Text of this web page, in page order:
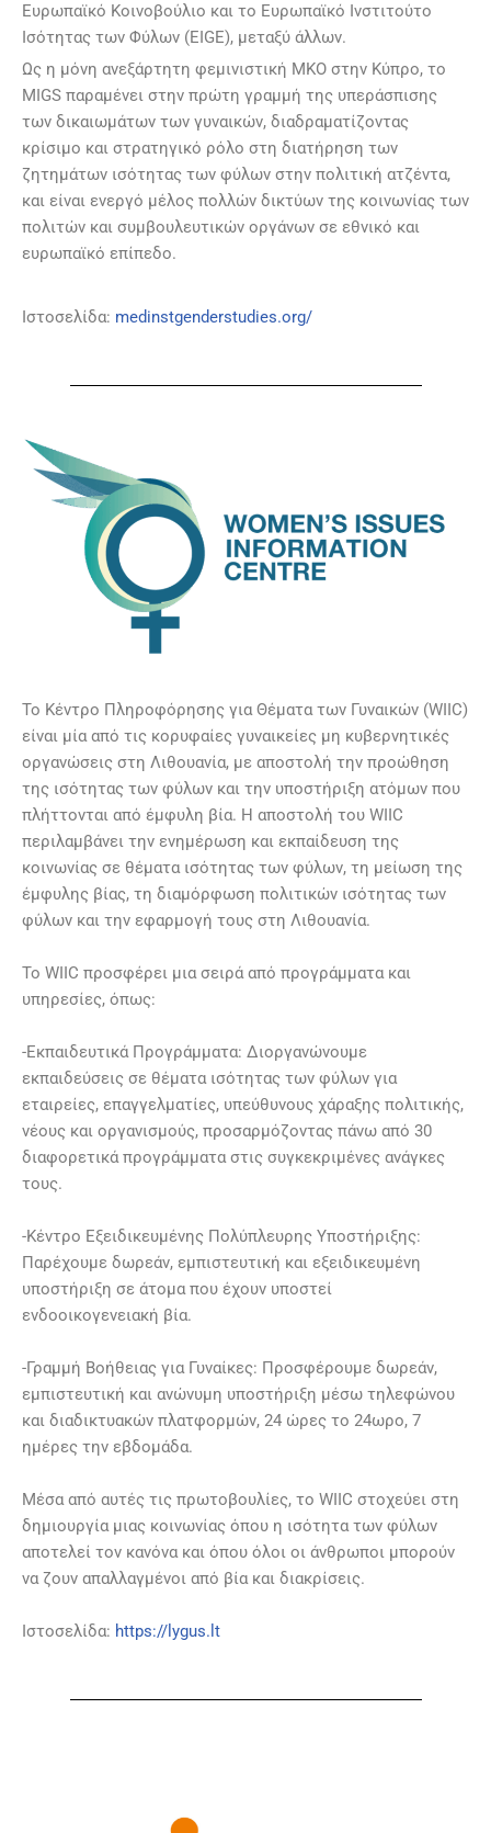
Ευρωπαϊκό Κοινοβούλιο και το Ευρωπαϊκό Ινστιτούτο
Ισότητας των Φύλων (EIGE), μεταξύ άλλων.
Ως η μόνη ανεξάρτητη φεμινιστική ΜΚΟ στην Κύπρο, το
MIGS παραμένει στην πρώτη γραμμή της υπεράσπισης
των δικαιωμάτων των γυναικών, διαδραματίζοντας
κρίσιμο και στρατηγικό ρόλο στη διατήρηση των
ζητημάτων ισότητας των φύλων στην πολιτική ατζέντα,
και είναι ενεργό μέλος πολλών δικτύων της κοινωνίας των
πολιτών και συμβουλευτικών οργάνων σε εθνικό και
ευρωπαϊκό επίπεδο.
Ιστοσελίδα: medinstgenderstudies.org/
Το Κέντρο Πληροφόρησης για Θέματα των Γυναικών (WIIC)
είναι μία από τις κορυφαίες γυναικείες μη κυβερνητικές
οργανώσεις στη Λιθουανία, με αποστολή την προώθηση
της ισότητας των φύλων και την υποστήριξη ατόμων που
πλήττονται από έμφυλη βία. Η αποστολή του WIIC
περιλαμβάνει την ενημέρωση και εκπαίδευση της
κοινωνίας σε θέματα ισότητας των φύλων, τη μείωση της
έμφυλης βίας, τη διαμόρφωση πολιτικών ισότητας των
φύλων και την εφαρμογή τους στη Λιθουανία.
Το WIIC προσφέρει μια σειρά από προγράμματα και
υπηρεσίες, όπως:
-Εκπαιδευτικά Προγράμματα: Διοργανώνουμε
εκπαιδεύσεις σε θέματα ισότητας των φύλων για
εταιρείες, επαγγελματίες, υπεύθυνους χάραξης πολιτικής,
νέους και οργανισμούς, προσαρμόζοντας πάνω από 30
διαφορετικά προγράμματα στις συγκεκριμένες ανάγκες
τους.
-Κέντρο Εξειδικευμένης Πολύπλευρης Υποστήριξης:
Παρέχουμε δωρεάν, εμπιστευτική και εξειδικευμένη
υποστήριξη σε άτομα που έχουν υποστεί
ενδοοικογενειακή βία.
-Γραμμή Βοήθειας για Γυναίκες: Προσφέρουμε δωρεάν,
εμπιστευτική και ανώνυμη υποστήριξη μέσω τηλεφώνου
και διαδικτυακών πλατφορμών, 24 ώρες το 24ωρο, 7
ημέρες την εβδομάδα.
Μέσα από αυτές τις πρωτοβουλίες, το WIIC στοχεύει στη
δημιουργία μιας κοινωνίας όπου η ισότητα των φύλων
αποτελεί τον κανόνα και όπου όλοι οι άνθρωποι μπορούν
να ζουν απαλλαγμένοι από βία και διακρίσεις.
Ιστοσελίδα: https://lygus.lt